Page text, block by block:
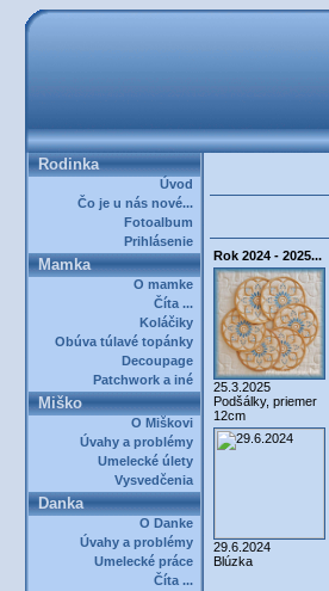
Rodinka
Úvod
Čo je u nás nové...
Fotoalbum
Prihlásenie
Mamka
O mamke
Číta ...
Koláčiky
Obúva túlavé topánky
Decoupage
Patchwork a iné
Miško
O Miškovi
Úvahy a problémy
Umelecké úlety
Vysvedčenia
Danka
O Danke
Úvahy a problémy
Umelecké práce
Číta ...
Rok 2024 - 2025...
25.3.2025
Podšálky, priemer
12cm
29.6.2024
Blúzka